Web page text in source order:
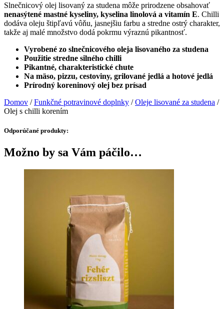
Slnečnicový olej lisovaný za studena môže prirodzene obsahovať
nenasýtené mastné kyseliny, kyselina linolová a vitamín E. Chilli
dodáva oleju štipľavú vôňu, jasnejšiu farbu a stredne ostrý charakter,
takže aj malé množstvo dodá pokrmu výraznú pikantnosť.
Vyrobené zo slnečnicového oleja lisovaného za studena
Použitie stredne silného chilli
Pikantné, charakteristické chute
Na mäso, pizzu, cestoviny, grilované jedlá a hotové jedlá
Prírodný koreninový olej bez prísad
Domov /Funkčné potravinové doplnky /Oleje lisované za studena /
Olej s chilli korením
Odporúčané produkty:
Možno by sa Vám páčilo…